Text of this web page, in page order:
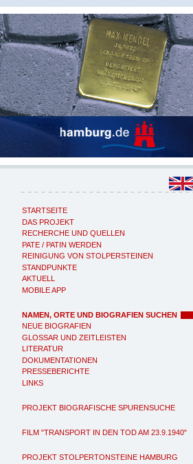
STARTSEITE
DAS PROJEKT
RECHERCHE UND QUELLEN
PATE / PATIN WERDEN
REINIGUNG VON STOLPERSTEINEN
STANDPUNKTE
AKTUELL
MOBILE APP
NAMEN, ORTE UND BIOGRAFIEN SUCHEN
NEUE BIOGRAFIEN
GLOSSAR UND ZEITLEISTEN
LITERATUR
DOKUMENTATIONEN
PRESSEBERICHTE
LINKS
PROJEKT BIOGRAFISCHE SPURENSUCHE
FILM "TRANSPORT IN DEN TOD AM 23.9.1940"
PROJEKT STOLPERTONSTEINE HAMBURG